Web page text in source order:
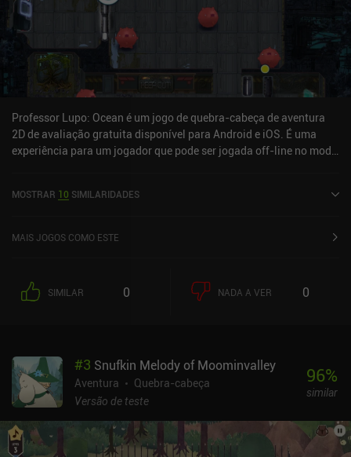
Professor Lupo: Ocean é um jogo de quebra-cabeça de aventura
2D de avaliação gratuita disponível para Android e iOS. É uma
experiência para um jogador que pode ser jogada off-line no modo
3,5 de 5,0 na App Store do iOS.
MOSTRAR 10 SIMILARIDADES
MAIS JOGOS COMO ESTE
SIMILAR 0 NADA A VER 0
#3 Snufkin Melody of Moominvalley
Aventura
Quebra-cabeça
Versão de teste
96%
similar